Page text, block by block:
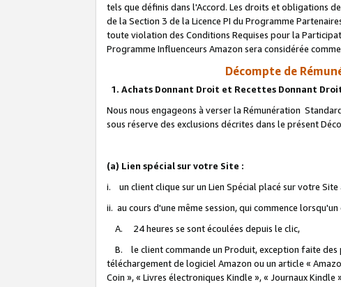
tels que définis dans l'Accord. Les droits et obligations
de la Section 3 de la Licence PI du Programme
toute violation des Conditions Requises pour la
Programme Influenceurs Amazon sera considérée
Décompte de
1. Achats Donnant Droit et Recettes Donnant
Nous nous engageons à verser la Rémunération
sous réserve des exclusions décrites dans le présent
(a) Lien spécial sur votre Site :
i. un client clique sur un Lien Spécial placé sur votre
ii. au cours d'une même session, qui commence
A. 24 heures se sont écoulées depuis le clic,
B. le client commande un Produit, exception faite des
téléchargement de logiciel Amazon ou un article «
Coin », « Livres électroniques Kindle », « Journaux